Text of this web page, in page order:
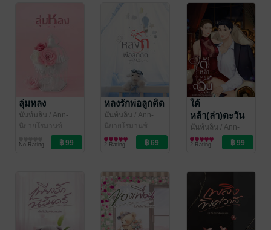
ลุ่มหลง
นันท์นลิน / Ann-
Marie
นิยายโรมานซ์
No Rating
หลงรักพ่อลูกติด
นันท์นลิน / Ann-
Marie
นิยายโรมานซ์
2 Rating
ใต้
หล้า(ล่า)ตะวัน
นันท์นลิน / Ann-
Marie
นิยายโรมานซ์
2 Rating